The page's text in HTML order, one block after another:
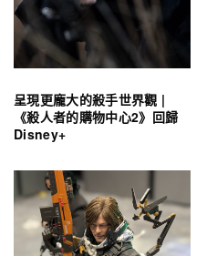
呈現更龐大的殺手世界觀 |
《殺人者的購物中心2》回歸
Disney+